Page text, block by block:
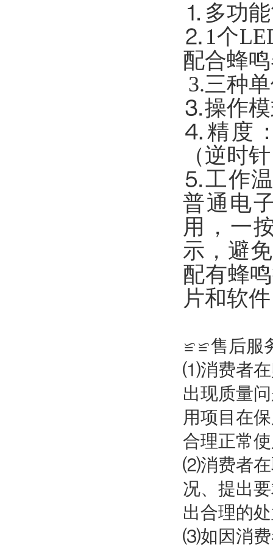
⒈多功能
⒉1个
配合蜂
3.三种
⒊操作模
⒋精度
（逆时
⒌工作温
普通电
用，一
示，避
配有蜂
片和软
≌≌售后服
⑴消费者在
出现质量
用项目在
合理正常
⑵消费者在
况、提出
出合理的
⑶如因消费